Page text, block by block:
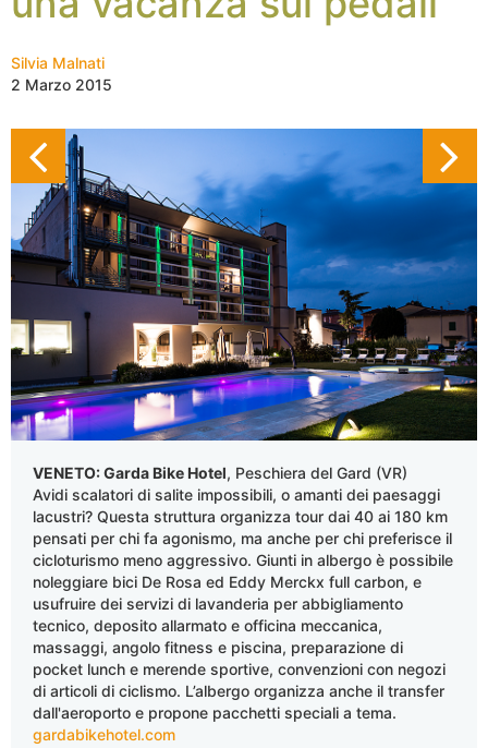
Silvia Malnati
2 Marzo 2015
VENETO: Garda Bike Hotel, Peschiera del Gard (VR)
Avidi scalatori di salite impossibili, o amanti dei paesaggi
lacustri? Questa struttura organizza tour dai 40 ai 180 km
pensati per chi fa agonismo, ma anche per chi preferisce il
cicloturismo meno aggressivo. Giunti in albergo è possibile
noleggiare bici De Rosa ed Eddy Merckx full carbon, e
usufruire dei servizi di lavanderia per abbigliamento
tecnico, deposito allarmato e officina meccanica,
massaggi, angolo fitness e piscina, preparazione di
pocket lunch e merende sportive, convenzioni con negozi
di articoli di ciclismo. L’albergo organizza anche il transfer
dall'aeroporto e propone pacchetti speciali a tema.
gardabikehotel.com